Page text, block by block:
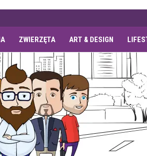
ZWIERZĘTA ART & DESIGN